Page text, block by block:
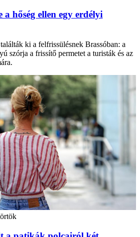
hőség ellen egy erdélyi
ki a felfrissülésnek Brassóban: a
szórja a frissítő permetet a turisták és az